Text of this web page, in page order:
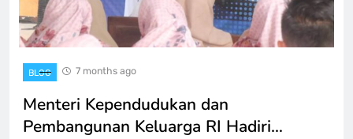
BLOG 7 months ago
Menteri Kependudukan dan
Pembangunan Keluarga RI Hadiri…